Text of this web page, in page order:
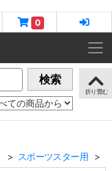
0
検索
スポーツスター用